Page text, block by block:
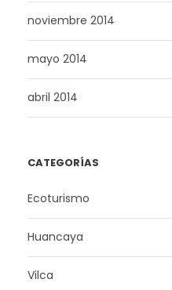
noviembre 2014
mayo 2014
abril 2014
CATEGORÍAS
Ecoturismo
Huancaya
Vilca